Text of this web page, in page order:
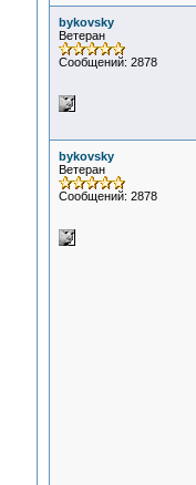
bykovsky
Ветеран
Сообщений: 2878
bykovsky
Ветеран
Сообщений: 2878